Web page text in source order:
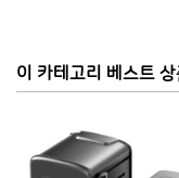
이 카테고리 베스트